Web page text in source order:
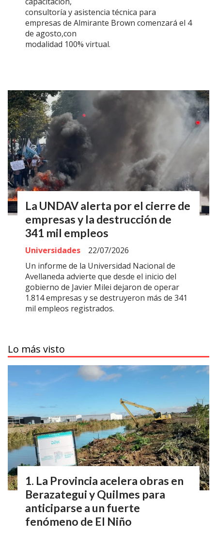
consultoría y asistencia técnica para
empresas de Almirante Brown comenzará el 4
de agosto,con
modalidad 100% virtual.
La UNDAV alerta por el cierre de
empresas y la destrucción de
341 mil empleos
Universidades
22/07/2026
Un informe de la Universidad Nacional de
Avellaneda advierte que desde el inicio del
gobierno de Javier Milei dejaron de operar
1.814 empresas y se destruyeron más de 341
mil empleos registrados.
Lo más visto
La Provincia acelera obras en
Berazategui y Quilmes para
anticiparse a un fuerte
fenómeno de El Niño